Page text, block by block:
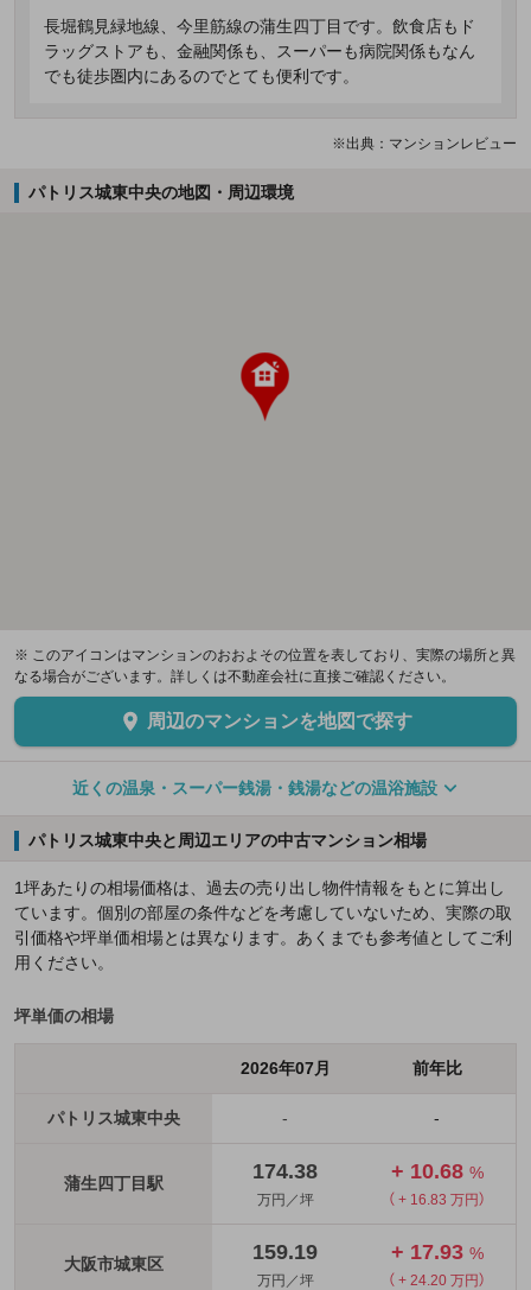
長堀鶴見緑地線、今里筋線の蒲生四丁目です。飲食店もド
ラッグストアも、金融関係も、スーパーも病院関係もなん
でも徒歩圏内にあるのでとても便利です。
※出典：マンションレビュー
パトリス城東中央の地図・周辺環境
※ このアイコンはマンションのおおよその位置を表しており、実際の場所と異
なる場合がございます。詳しくは不動産会社に直接ご確認ください。
周辺のマンションを地図で探す
近くの温泉・スーパー銭湯・銭湯などの温浴施設
パトリス城東中央と周辺エリアの中古マンション相場
1坪あたりの相場価格は、過去の売り出し物件情報をもとに算出し
ています。個別の部屋の条件などを考慮していないため、実際の取
引価格や坪単価相場とは異なります。あくまでも参考値としてご利
用ください。
坪単価の相場
2026年07月 前年比
パトリス城東中央 - -
蒲生四丁目駅 174.38
万円／坪
+ 10.68 %
（ + 16.83 万円）
大阪市城東区 159.19
万円／坪
+ 17.93 %
（ + 24.20 万円）